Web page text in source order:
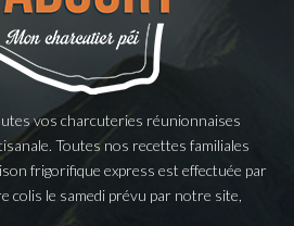
vos charcuteries réunionnaises
Toutes nos recettes familiales
frigorifique express est effectuée par
colis le samedi prévu par notre site,